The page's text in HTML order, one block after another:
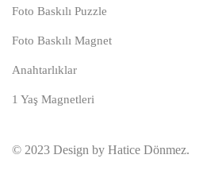
Foto Baskılı Puzzle
Foto Baskılı Magnet
Anahtarlıklar
1 Yaş Magnetleri
© 2023 Design by Hatice Dönmez.